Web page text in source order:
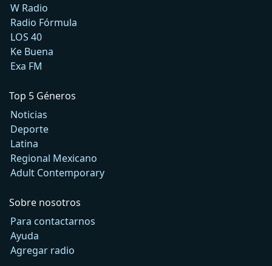
W Radio
Radio Fórmula
LOS 40
Ke Buena
Exa FM
Top 5 Géneros
Noticias
Deporte
Latina
Regional Mexicano
Adult Contemporary
Sobre nosotros
Para contactarnos
Ayuda
Agregar radio